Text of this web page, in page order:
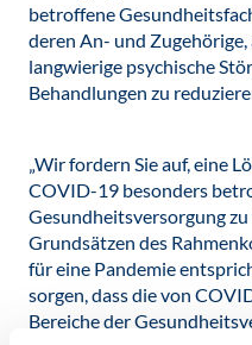
betroffene
deren An- und
langwierige psychische
Behandlungen zu
„Wir fordern Sie auf, eine
COVID-19 besonders
Gesundheitsversorgung
Grundsätzen des
für eine Pandemie
sorgen, dass die von
Bereiche der